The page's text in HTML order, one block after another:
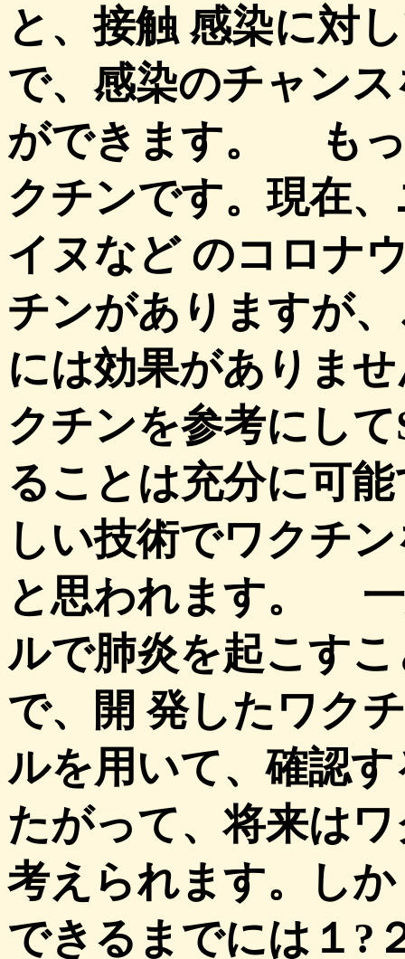
と、接触 感染に対
で、感染のチャン
ができます。 もっ
クチンです。現在
イヌなど のコロナ
チンがありますが
には効果がありま
クチンを参考にし
ることは充分に可
しい技術でワクチ
と思われます。 一
ルで肺炎を起こす
で、開 発したワク
ルを用いて、確認
たがって、将来は
考えられます。し
できるまでには１?